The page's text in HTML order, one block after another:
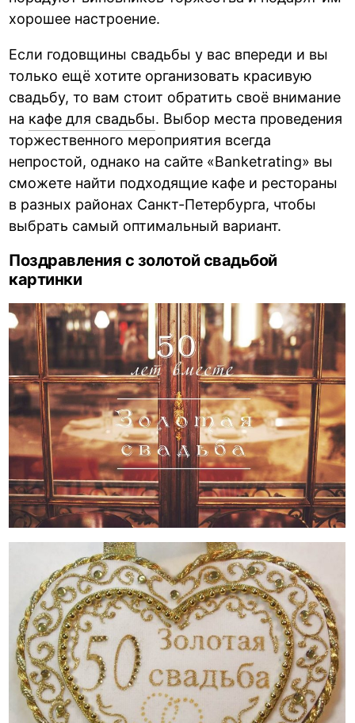
хорошее настроение.
Если годовщины свадьбы у вас впереди и вы
только ещё хотите организовать красивую
свадьбу, то вам стоит обратить своё внимание
на кафе для свадьбы. Выбор места проведения
торжественного мероприятия всегда
непростой, однако на сайте «Banketrating» вы
сможете найти подходящие кафе и рестораны
в разных районах Санкт-Петербурга, чтобы
выбрать самый оптимальный вариант.
Поздравления с золотой свадьбой
картинки